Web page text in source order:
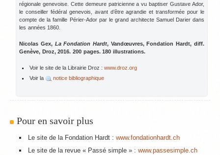
régionale genevoise. Cette demeure patricienne a vu baptiser Gustave Ador,
le conseiller fédéral genevois, avant d’être agrandie et transformée pour le
compte de la famille Périer-Ador par le grand architecte Samuel Darier dans
les années 1860.
Nicolas Gex, La Fondation Hardt, Vandœuvres, Fondation Hardt, diff.
Genève, Droz, 2016. 200 pages. 180 illustrations.
Voir le site de la Librairie Droz :www.droz.org
Voir la
notice bibliographique
Pour en savoir plus
Le site de la Fondation Hardt :www.fondationhardt.ch
Le site de la revue « Passé simple » :www.passesimple.ch